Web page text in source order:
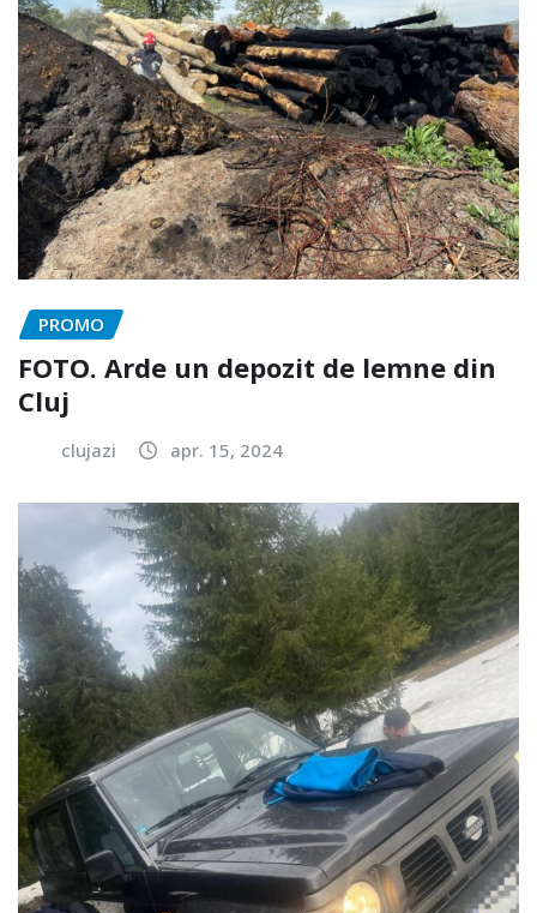
PROMO
FOTO. Arde un depozit de lemne din
Cluj
clujazi apr. 15, 2024